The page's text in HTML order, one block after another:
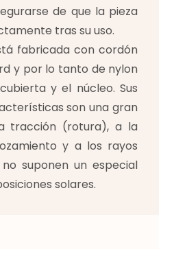
de que la pieza
tras su uso.
fabricada con cordón
y por lo tanto de nylon
y el núcleo. Sus
son una gran
tracción (rotura), a la
y a los rayos
suponen un especial
solares.